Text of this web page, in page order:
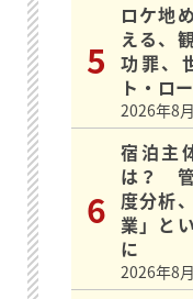
ロケ地
える、
功罪、
ト・ロ
2026年8
宿泊主
は？ 管
度分析
業」と
に
2026年8